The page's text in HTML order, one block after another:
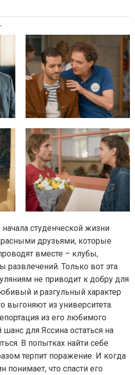
студенческой жизни
друзьями, которые
вместе – клубы,
развлечений. Только вот эта
не приводит к добру для
и разгульный характер
выгоняют из университета.
из его любимого
для Яссина остаться на
В попытках найти себе
терпит поражение. И когда
что спасти его